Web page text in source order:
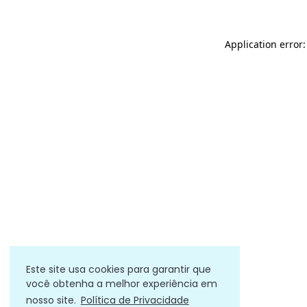
Este site usa cookies para garantir que
você obtenha a melhor experiência em
nosso site. Política de Privacidade
Application